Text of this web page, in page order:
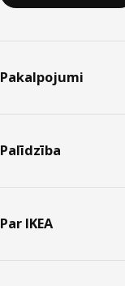
Pakalpojumi
Palīdzība
Par IKEA